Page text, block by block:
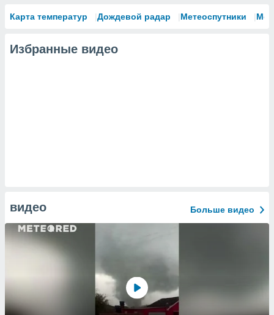
1199
Карта температур Дождевой радар Метеоспутники
Избранные видео
видео Больше видео